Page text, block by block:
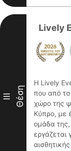
III Θέση
Lively
Η Lively
που από το
χώρο της
Κύπρο, με
ομάδα
εργάζεται